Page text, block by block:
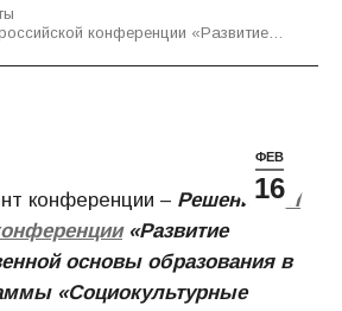
конференции «Развитие…
ФЕВ
16
конференции – РешениеXVI
«Развитие
основы образования в
«Социокультурные